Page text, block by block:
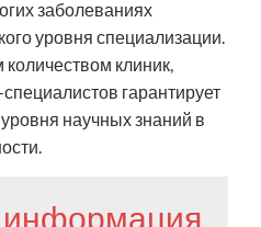
заболеваниях
уровня специализации.
клиник,
гарантирует
научных знаний в